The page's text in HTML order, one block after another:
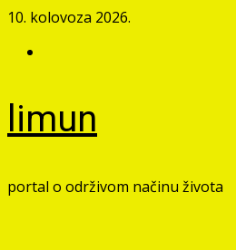
Skip
content
10. kolovoza 2026.
limun
portal o održivom načinu života